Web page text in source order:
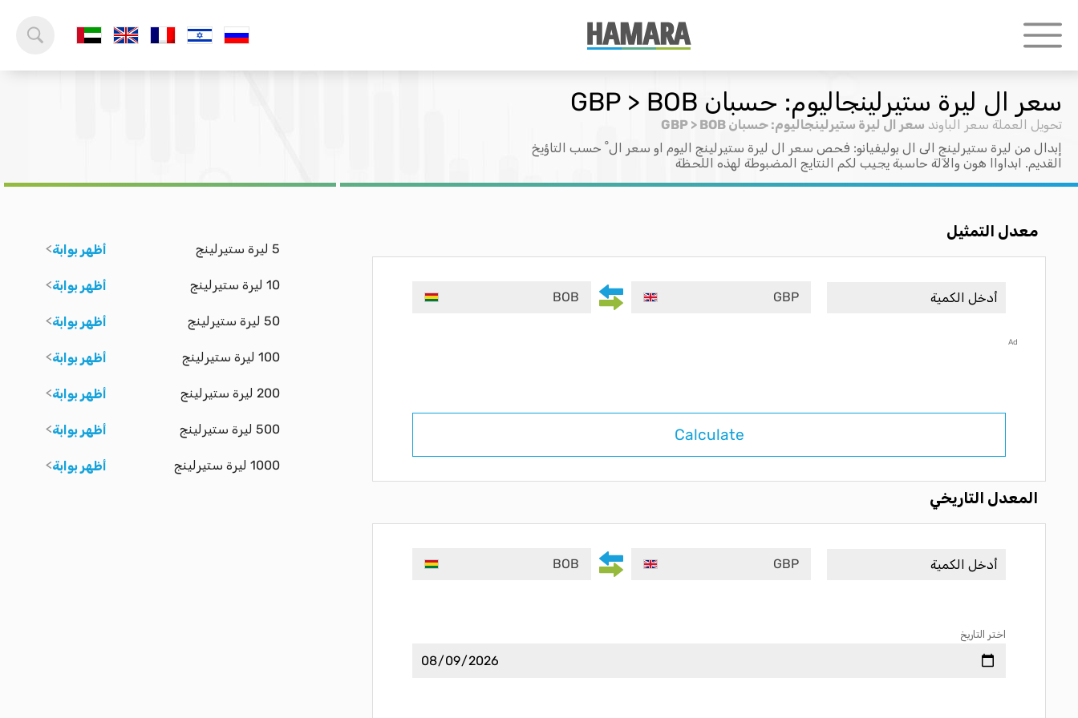
سعر ال ليرة ستيرلينجاليوم: حسبان GBP > BOB
تحويل العملة سعر الباوند سعر ال ليرة ستيرلينجاليوم: حسبان GBP > BOB
إبدال من ليرة ستيرلينج الى ال بوليفيانو: فحص سعر ال ليرة ستيرلينج اليوم او سعر ال ْ حسب التاؤيخ
القديم. ابداواا هون والآلة حاسبة يجيب لكم النتايج المضبوطة لهذه اللحظة
معدل التمثيل
GBP
BOB
Ad
Calculate
المعدل التاريخي
GBP
BOB
اختر التاريخ
5 ليرة ستيرلينج أظهر بوابة
10 ليرة ستيرلينج أظهر بوابة
50 ليرة ستيرلينج أظهر بوابة
100 ليرة ستيرلينج أظهر بوابة
200 ليرة ستيرلينج أظهر بوابة
500 ليرة ستيرلينج أظهر بوابة
1000 ليرة ستيرلينج أظهر بوابة